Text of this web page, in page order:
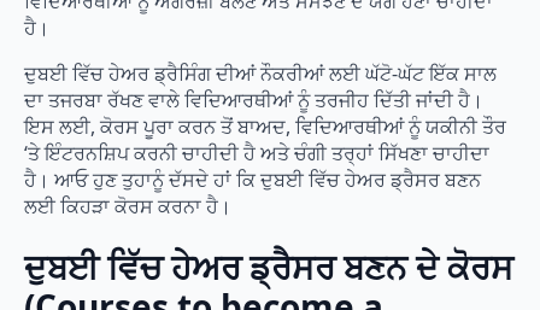
ਹੈ।
ਦੁਬਈ ਵਿੱਚ ਹੇਅਰ ਡ੍ਰੈਸਿੰਗ ਦੀਆਂ ਨੌਕਰੀਆਂ ਲਈ ਘੱਟੋ-ਘੱਟ ਇੱਕ ਸਾਲ
ਦਾ ਤਜਰਬਾ ਰੱਖਣ ਵਾਲੇ ਵਿਦਿਆਰਥੀਆਂ ਨੂੰ ਤਰਜੀਹ ਦਿੱਤੀ ਜਾਂਦੀ ਹੈ।
ਇਸ ਲਈ, ਕੋਰਸ ਪੂਰਾ ਕਰਨ ਤੋਂ ਬਾਅਦ, ਵਿਦਿਆਰਥੀਆਂ ਨੂੰ ਯਕੀਨੀ ਤੌਰ
‘ਤੇ ਇੰਟਰਨਸ਼ਿਪ ਕਰਨੀ ਚਾਹੀਦੀ ਹੈ ਅਤੇ ਚੰਗੀ ਤਰ੍ਹਾਂ ਸਿੱਖਣਾ ਚਾਹੀਦਾ
ਹੈ। ਆਓ ਹੁਣ ਤੁਹਾਨੂੰ ਦੱਸਦੇ ਹਾਂ ਕਿ ਦੁਬਈ ਵਿੱਚ ਹੇਅਰ ਡ੍ਰੈਸਰ ਬਣਨ
ਲਈ ਕਿਹੜਾ ਕੋਰਸ ਕਰਨਾ ਹੈ।
ਦੁਬਈ ਵਿੱਚ ਹੇਅਰ ਡ੍ਰੈਸਰ ਬਣਨ ਦੇ ਕੋਰਸ